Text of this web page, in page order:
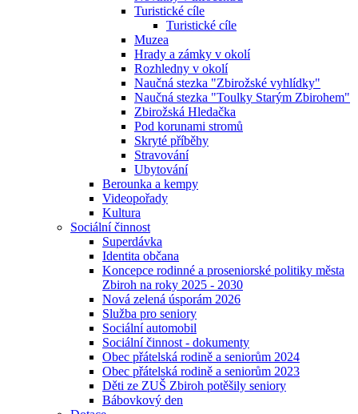
Turistické cíle
Turistické cíle
Muzea
Hrady a zámky v okolí
Rozhledny v okolí
Naučná stezka "Zbirožské vyhlídky"
Naučná stezka "Toulky Starým Zbirohem"
Zbirožská Hledačka
Pod korunami stromů
Skryté příběhy
Stravování
Ubytování
Berounka a kempy
Videopořady
Kultura
Sociální činnost
Superdávka
Identita občana
Koncepce rodinné a proseniorské politiky města
Zbiroh na roky 2025 - 2030
Nová zelená úsporám 2026
Služba pro seniory
Sociální automobil
Sociální činnost - dokumenty
Obec přátelská rodině a seniorům 2024
Obec přátelská rodině a seniorům 2023
Děti ze ZUŠ Zbiroh potěšily seniory
Bábovkový den